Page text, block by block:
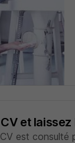
et
est consulté